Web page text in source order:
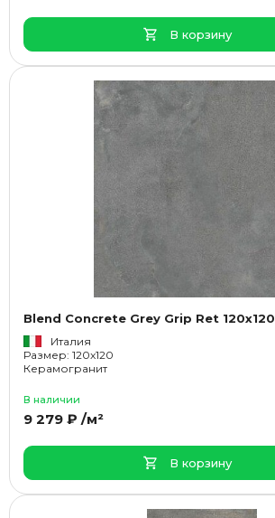
В корзину
Blend Concrete Grey Grip Ret 120x120
Италия
Размер: 120x120
Керамогранит
В наличии
9 279 ₽ /м²
В корзину